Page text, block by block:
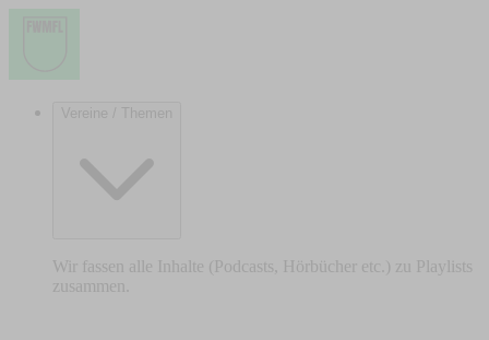
Vereine / Themen
Wir fassen alle Inhalte (Podcasts, Hörbücher etc.) zu Playlists
zusammen.